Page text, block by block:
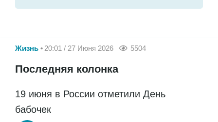
Жизнь 20:01 / 27 Июня 2026 5504
Последняя колонка
19 июня в России отметили День
бабочек